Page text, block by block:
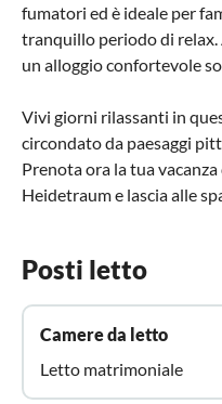
fumatori ed è ideale per
tranquillo periodo di
un alloggio confortevole
Vivi giorni rilassanti in
circondato da paesaggi
Prenota ora la tua
Heidetraum e lascia alle
Posti letto
Camere da letto
Letto matrimoniale